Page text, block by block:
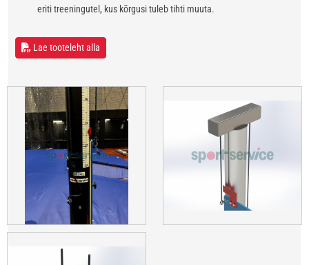
eriti treeningutel, kus kõrgusi tuleb tihti muuta.
Lae tooteleht alla